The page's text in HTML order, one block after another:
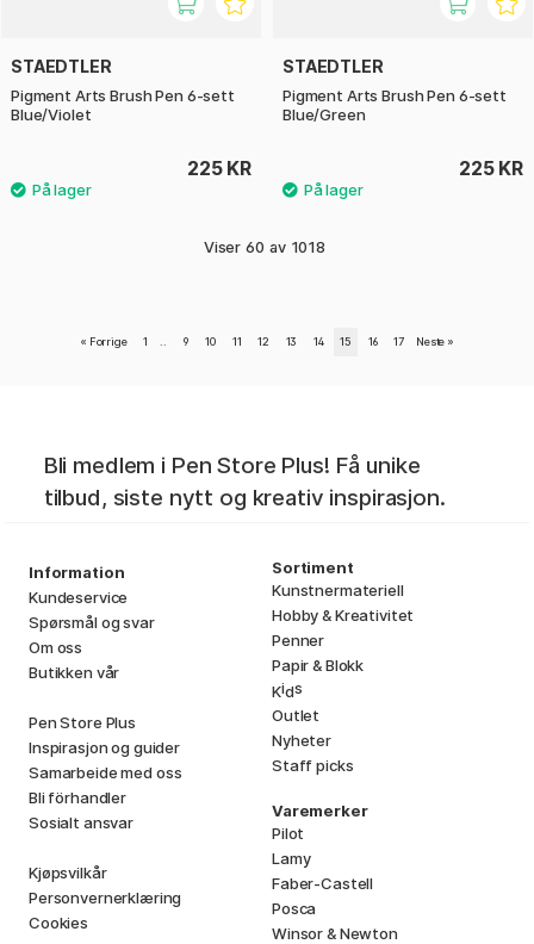
STAEDTLER
Pigment Arts Brush Pen 6-sett
Blue/Violet
225 KR
STAEDTLER
Pigment Arts Brush Pen 6-sett
Blue/Green
225 KR
Viser 60 av 1018
« Forrige 1 9 10 11 12 13 14 15 16 17 Neste »
Bli medlem i Pen Store Plus! Få unike
tilbud, siste nytt og kreativ inspirasjon.
Information
Kundeservice
Spørsmål og svar
Om oss
Butikken vår
Pen Store Plus
Inspirasjon og guider
Samarbeide med oss
Bli förhandler
Sosialt ansvar
Kjøpsvilkår
Personvernerklæring
Cookies
Sortiment
Kunstnermateriell
Hobby & Kreativitet
Penner
Papir & Blokk
Kids
Outlet
Nyheter
Staff picks
Varemerker
Pilot
Lamy
Faber-Castell
Posca
Winsor & Newton